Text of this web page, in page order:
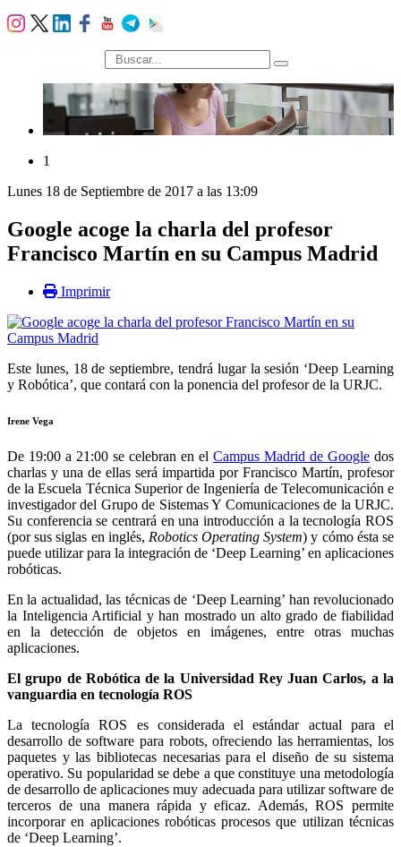
búsqueda
1
Lunes 18 de Septiembre de 2017 a las 13:09
Google acoge la charla del profesor
Francisco Martín en su Campus Madrid
Imprimir
Este lunes, 18 de septiembre, tendrá lugar la sesión ‘Deep Learning
y Robótica’, que contará con la ponencia del profesor de la URJC.
Irene Vega
De 19:00 a 21:00 se celebran en el Campus Madrid de Google dos
charlas y una de ellas será impartida por Francisco Martín, profesor
de la Escuela Técnica Superior de Ingeniería de Telecomunicación e
investigador del Grupo de Sistemas Y Comunicaciones de la URJC.
Su conferencia se centrará en una introducción a la tecnología ROS
(por sus siglas en inglés, Robotics Operating System) y cómo ésta se
puede utilizar para la integración de ‘Deep Learning’ en aplicaciones
robóticas.
En la actualidad, las técnicas de ‘Deep Learning’ han revolucionado
la Inteligencia Artificial y han mostrado un alto grado de fiabilidad
en la detección de objetos en imágenes, entre otras muchas
aplicaciones.
El grupo de Robótica de la Universidad Rey Juan Carlos, a la
vanguardia en tecnología ROS
La tecnología ROS es considerada el estándar actual para el
desarrollo de software para robots, ofreciendo las herramientas, los
paquetes y las bibliotecas necesarias para el diseño de su sistema
operativo. Su popularidad se debe a que constituye una metodología
de desarrollo de aplicaciones muy adecuada para utilizar software de
terceros de una manera rápida y eficaz. Además, ROS permite
incorporar en aplicaciones robóticas procesos que utilizan técnicas
de ‘Deep Learning’.